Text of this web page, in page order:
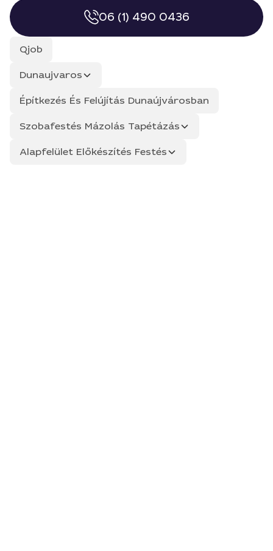
06 (1) 490 0436
Qjob
Dunaujvaros
Építkezés És Felújítás Dunaújvárosban
Szobafestés Mázolás Tapétázás
Alapfelület Előkészítés Festés